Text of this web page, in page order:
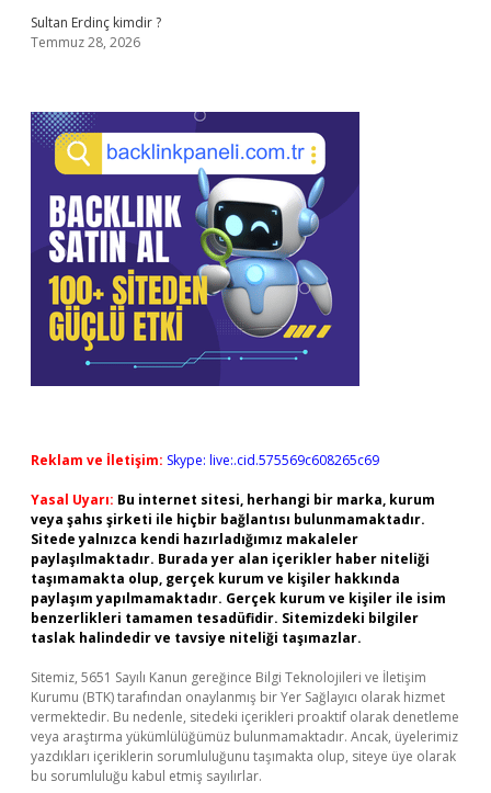
Sultan Erdinç kimdir ?
Temmuz 28, 2026
Reklam ve İletişim: Skype: live:.cid.575569c608265c69
Yasal Uyarı: Bu internet sitesi, herhangi bir marka, kurum
veya şahıs şirketi ile hiçbir bağlantısı bulunmamaktadır.
Sitede yalnızca kendi hazırladığımız makaleler
paylaşılmaktadır. Burada yer alan içerikler haber niteliği
taşımamakta olup, gerçek kurum ve kişiler hakkında
paylaşım yapılmamaktadır. Gerçek kurum ve kişiler ile isim
benzerlikleri tamamen tesadüfidir. Sitemizdeki bilgiler
taslak halindedir ve tavsiye niteliği taşımazlar.
Sitemiz, 5651 Sayılı Kanun gereğince Bilgi Teknolojileri ve İletişim
Kurumu (BTK) tarafından onaylanmış bir Yer Sağlayıcı olarak hizmet
vermektedir. Bu nedenle, sitedeki içerikleri proaktif olarak denetleme
veya araştırma yükümlülüğümüz bulunmamaktadır. Ancak, üyelerimiz
yazdıkları içeriklerin sorumluluğunu taşımakta olup, siteye üye olarak
bu sorumluluğu kabul etmiş sayılırlar.